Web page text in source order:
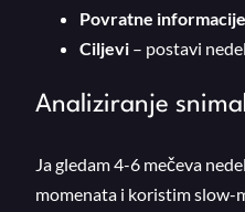
Povratne informacije
Ciljevi – postavi
Analiziranje
Ja gledam 4-6 mečeva
momenata i koristim slow-